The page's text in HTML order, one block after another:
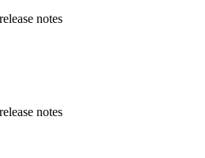
notes
notes